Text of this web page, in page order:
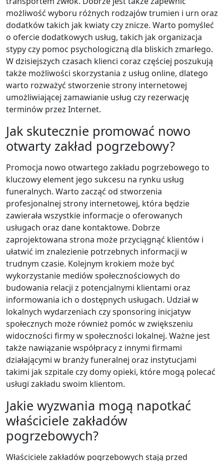
możliwość wyboru różnych rodzajów trumien i urn oraz
dodatków takich jak kwiaty czy znicze. Warto pomyśleć
o ofercie dodatkowych usług, takich jak organizacja
stypy czy pomoc psychologiczną dla bliskich zmarłego.
W dzisiejszych czasach klienci coraz częściej poszukują
także możliwości skorzystania z usług online, dlatego
warto rozważyć stworzenie strony internetowej
umożliwiającej zamawianie usług czy rezerwację
terminów przez Internet.
Jak skutecznie promować nowo
otwarty zakład pogrzebowy?
Promocja nowo otwartego zakładu pogrzebowego to
kluczowy element jego sukcesu na rynku usług
funeralnych. Warto zacząć od stworzenia
profesjonalnej strony internetowej, która będzie
zawierała wszystkie informacje o oferowanych
usługach oraz dane kontaktowe. Dobrze
zaprojektowana strona może przyciągnąć klientów i
ułatwić im znalezienie potrzebnych informacji w
trudnym czasie. Kolejnym krokiem może być
wykorzystanie mediów społecznościowych do
budowania relacji z potencjalnymi klientami oraz
informowania ich o dostępnych usługach. Udział w
lokalnych wydarzeniach czy sponsoring inicjatyw
społecznych może również pomóc w zwiększeniu
widoczności firmy w społeczności lokalnej. Ważne jest
także nawiązanie współpracy z innymi firmami
działającymi w branży funeralnej oraz instytucjami
takimi jak szpitale czy domy opieki, które mogą polecać
usługi zakładu swoim klientom.
Jakie wyzwania mogą napotkać
właściciele zakładów
pogrzebowych?
Właściciele zakładów pogrzebowych stają przed